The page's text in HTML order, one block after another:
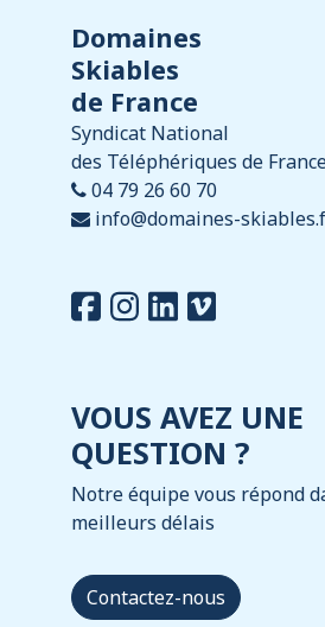
Domaines
Skiables
de France
Syndicat National
des Téléphériques de
04 79 26 60 70
info@domaines-
VOUS AVEZ UNE
QUESTION ?
Notre équipe vous répond
meilleurs délais
Contactez-nous